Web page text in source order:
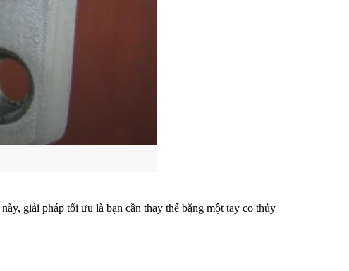
giải pháp tối ưu là bạn cần thay thế bằng một tay co thủy